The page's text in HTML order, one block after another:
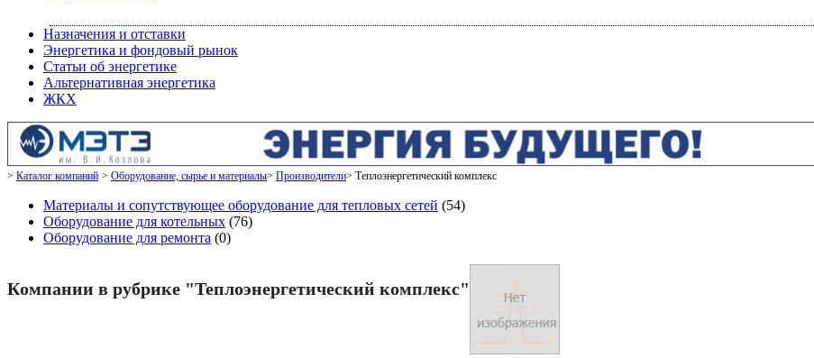
Назначения и отставки
Энергетика и фондовый рынок
Статьи об энергетике
Альтернативная энергетика
ЖКХ
Каталог компаний Оборудование, сырье и материалы Производители Теплоэнергетический комплекс
Материалы и сопутствующее оборудование для тепловых сетей (54)
Оборудование для котельных (76)
Оборудование для ремонта (0)
Компании в рубрике "Теплоэнергетический комплекс"